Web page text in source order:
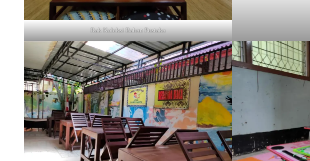
Rak Koleksi Bahan Pustaka